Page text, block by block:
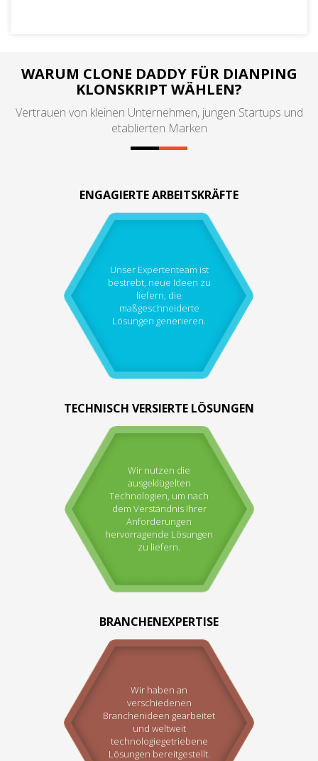
WARUM CLONE DADDY FÜR DIANPING
KLONSKRIPT WÄHLEN?
Vertrauen von kleinen Unternehmen, jungen Startups und
etablierten Marken
ENGAGIERTE ARBEITSKRÄFTE
Unser Expertenteam ist
bestrebt, neue Ideen zu
liefern, die
maßgeschneiderte
Lösungen generieren.
TECHNISCH VERSIERTE LÖSUNGEN
Wir nutzen die
ausgeklügelten
Technologien, um nach
dem Verständnis Ihrer
Anforderungen
hervorragende Lösungen
zu liefern.
BRANCHENEXPERTISE
Wir haben an
verschiedenen
Branchenideen gearbeitet
und weltweit
technologiegetriebene
Lösungen bereitgestellt.